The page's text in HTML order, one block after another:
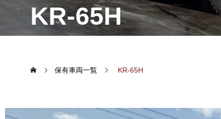
保有車両一覧
KA-1300R
ATF-140N-
KR-65H
保有車両一覧 KR-65H